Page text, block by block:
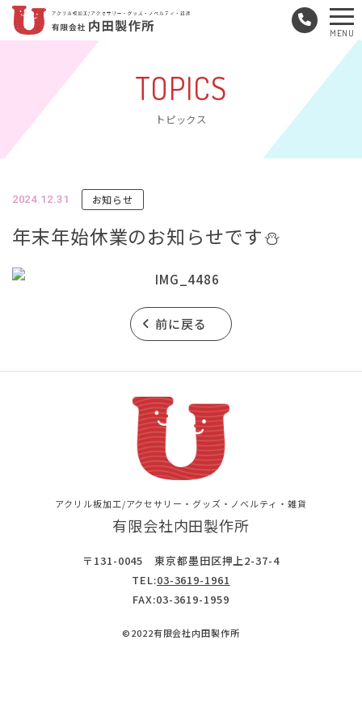
TOPICS
トピックス
2024.12.31 お知らせ
年末年始休業のお知らせです⛄️
前に戻る
アクリル板加工/アクセサリー・グッズ・ノベルティ・雑貨
有限会社内田製作所
〒131-0045 東京都墨田区押上2-37-4
TEL:03-3619-1961
FAX:03-3619-1959
©2022有限会社内田製作所
メ
ュ
MENU